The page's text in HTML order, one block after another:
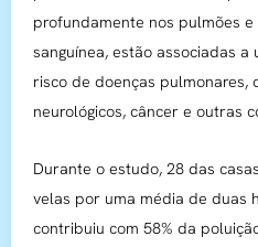
profundamente nos pulmões
sanguínea, estão associadas a
risco de doenças pulmonares,
neurológicos, câncer e outras
Durante o estudo, 28 das
velas por uma média de duas
contribuiu com 58% da